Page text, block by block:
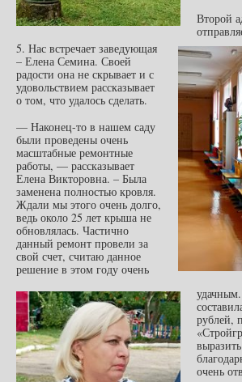
Второй
5. Нас встречает заведующая
– Елена Семина. Своей
радости она не скрывает и с
удовольствием рассказывает
о том, что удалось сделать.
— Наконец-то в нашем саду
были проведены очень
масштабные ремонтные
работы, — рассказывает
Елена Викторовна. – Была
заменена полностью кровля.
Ждали мы этого очень долго,
ведь около 25 лет крыша не
обновлялась. Частично
данный ремонт провели за
свой счет, считаю данное
решение в этом году очень
рублей,
очень